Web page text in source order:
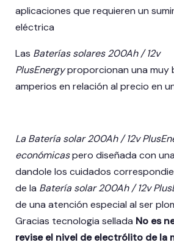
aplicaciones que requieren un
eléctrica
Las Baterías solares 200Ah / 12v
PlusEnergyproporcionan una muy
amperios en relación al precio en
La Batería solar 200Ah / 12v
económicaspero diseñada con
dandole los cuidados
de la Batería solar 200Ah / 12v
de una atención especial al ser
Gracias tecnologia sellada No es
revise el nivel de electrólito de la